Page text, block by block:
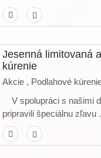
Jesenná limitovaná
kúrenie
Akcie , Podlahové
V spolupráci s našimi
pripravili špeciálnu zľavu